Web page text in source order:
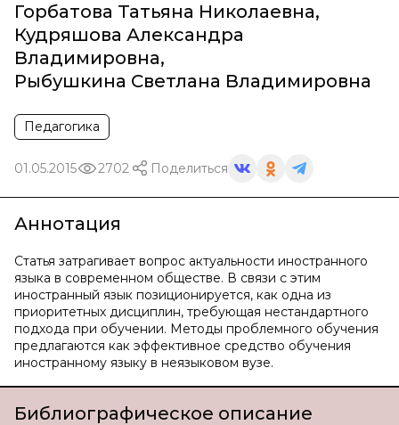
Горбатова Татьяна Николаевна,
Кудряшова Александра
Владимировна,
Рыбушкина Светлана Владимировна
Педагогика
01.05.2015 2702 Поделиться
Аннотация
Статья затрагивает вопрос актуальности иностранного
языка в современном обществе. В связи с этим
иностранный язык позиционируется, как одна из
приоритетных дисциплин, требующая нестандартного
подхода при обучении. Методы проблемного обучения
предлагаются как эффективное средство обучения
иностранному языку в неязыковом вузе.
Библиографическое описание